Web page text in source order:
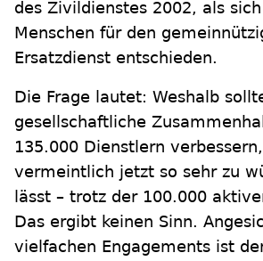
des Zivildienstes 2002, als
Menschen für den
Ersatzdienst entschieden.
Die Frage lautet: Weshalb
gesellschaftliche
135.000 Dienstlern
vermeintlich jetzt so sehr zu
lässt – trotz der 100.000
Das ergibt keinen Sinn.
vielfachen Engagements ist